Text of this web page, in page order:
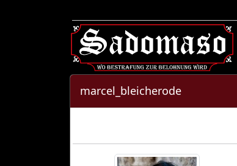
marcel_bleicherode